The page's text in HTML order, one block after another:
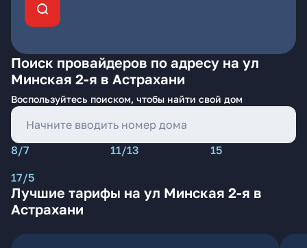
Поиск провайдеров по адресу на ул
Минская 2-я в Астрахани
Воспользуйтесь поиском, чтобы найти свой дом
8/7 11/13
15
17/5
Лучшие тарифы на ул Минская 2-я в
Астрахани